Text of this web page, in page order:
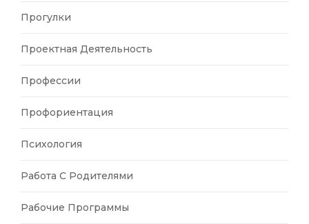
Прогулки
Проектная Деятельность
Профессии
Профориентация
Психология
Работа С Родителями
Рабочие Программы